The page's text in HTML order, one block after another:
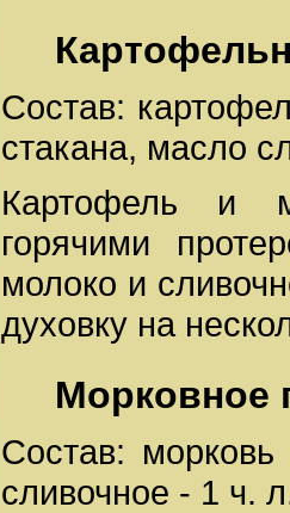
Состав:
стакана, масло
Картофель и
горячими
молоко и
духовку на
Морковное
Состав:
сливочное - 1 ч.